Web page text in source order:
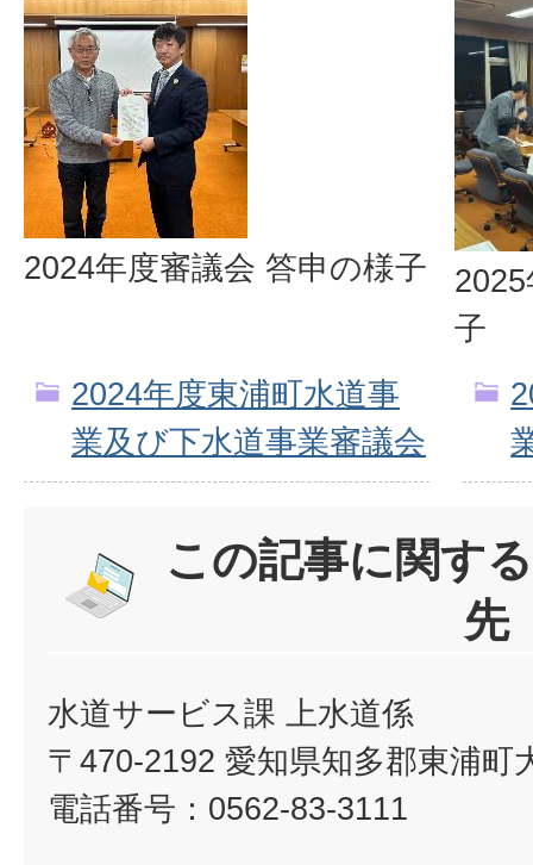
2024年度審議会 答申の様子
子
2024年度東浦町水道事
業及び下水道事業審議会
この記事に関す
先
水道サービス課 上水道係
〒470-2192 愛知県知多郡東浦町
電話番号：0562-83-3111